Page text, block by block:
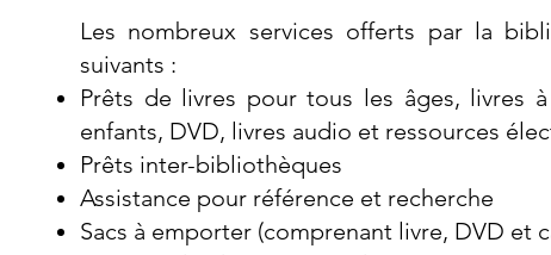
Les nombreux services offerts par la
suivants :
Prêts de livres pour tous les âges, livres
enfants, DVD, livres audio et ressources
Prêts inter-bibliothèques
Assistance pour référence et recherche
Sacs à emporter (comprenant livre, DVD et